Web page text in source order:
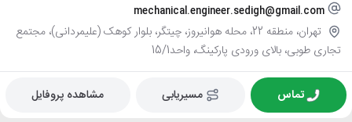
mechanical.engineer.sedigh@gmail.com
تهران، منطقه 22، محله هوانیروز، چیتگر، بلوار کوهک (علیمردانی)، مجتمع
تجاری طوبی، بالای ورودی پارکینگ، واحد15/1
تماس مسیریابی مشاهده پروفایل